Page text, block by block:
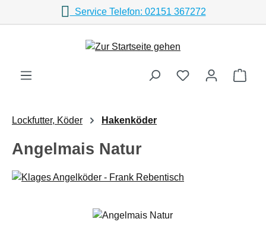
Zum Hauptinhalt springenService Telefon: 02151 367272
Lockfutter, Köder Hakenköder
Angelmais Natur
Bildergalerie überspringen